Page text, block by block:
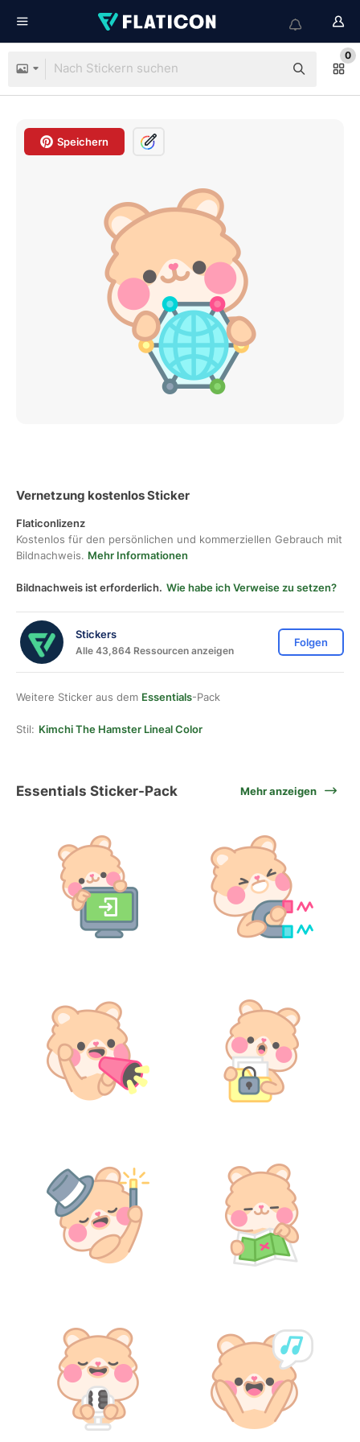
0
Speichern
Vernetzung kostenlos Sticker
Flaticonlizenz
Kostenlos für den persönlichen und kommerziellen Gebrauch mit
Bildnachweis. Mehr Informationen
Bildnachweis ist erforderlich. Wie habe ich Verweise zu setzen?
Stickers
Alle 43,864 Ressourcen anzeigen
Folgen
Weitere Sticker aus dem Essentials-Pack
Stil: Kimchi The Hamster Lineal Color
Essentials Sticker-Pack Mehr anzeigen